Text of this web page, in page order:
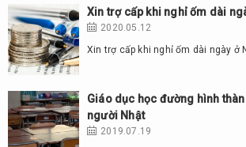
Xin trợ cấp khi nghỉ ốm dài
2020.05.12
Xin trợ cấp khi nghỉ ốm dài ngày ở
Giáo dục học đường hình
người Nhật
2019.07.19